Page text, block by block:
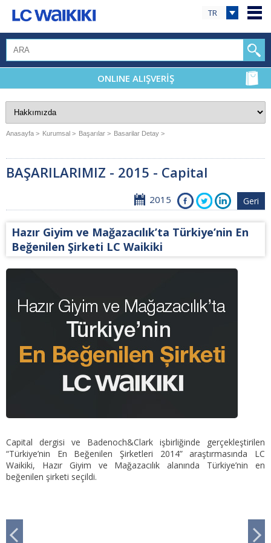
TR
ONLINE ALIŞVERİŞ
Anasayfa > Kurumsal > Başarılar > Basarilar Detay >
BAŞARILARIMIZ - 2015 - Capital
2015 Geri
Hazır Giyim ve Mağazacılık’ta Türkiye’nin En
Beğenilen Şirketi LC Waikiki
Capital dergisi ve Badenoch&Clark işbirliğinde gerçekleştirilen
“Türkiye’nin En Beğenilen Şirketleri 2014” araştırmasında LC
Waikiki, Hazır Giyim ve Mağazacılık alanında Türkiye’nin en
beğenilen şirketi seçildi.